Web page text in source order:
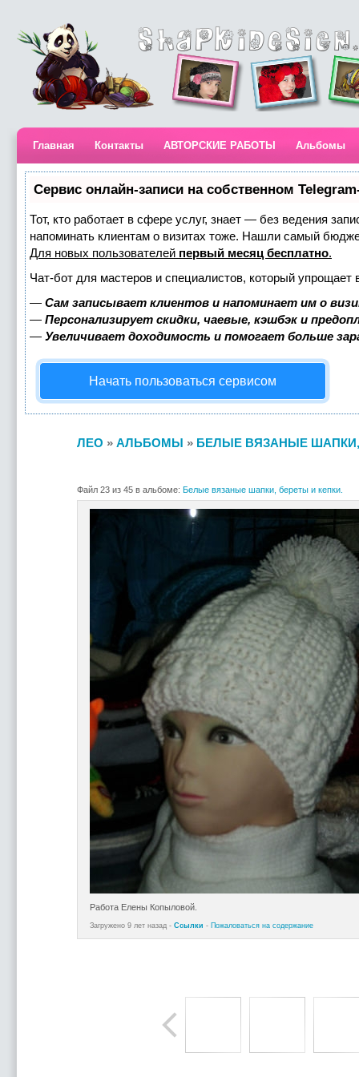
Главная Контакты АВТОРСКИЕ РАБОТЫ Альбомы
Сервис онлайн-записи на собственном
Тот, кто работает в сфере услуг, знает — без ведения
напоминать клиентам о визитах тоже. Нашли самый
Для новых пользователей первый месяц бесплатно.
Чат-бот для мастеров и специалистов, который упрощает
— Сам записывает клиентов и напоминает им о
— Персонализирует скидки, чаевые, кэшбэк и
— Увеличивает доходимость и помогает больше
Начать пользоваться сервисом
ЛЕО » АЛЬБОМЫ » БЕЛЫЕ ВЯЗАНЫЕ
Файл 23 из 45 в альбоме: Белые вязаные шапки, береты и кепки.
Работа Елены Копыловой.
Загружено 9 лет назад - Ссылки - Пожаловаться на содержание